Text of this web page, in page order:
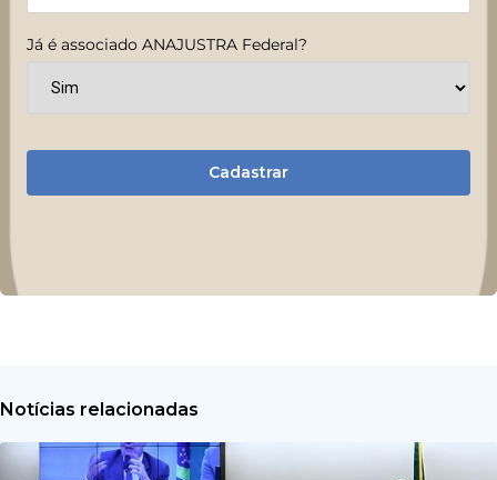
Já é associado ANAJUSTRA Federal?
Cadastrar
Notícias relacionadas